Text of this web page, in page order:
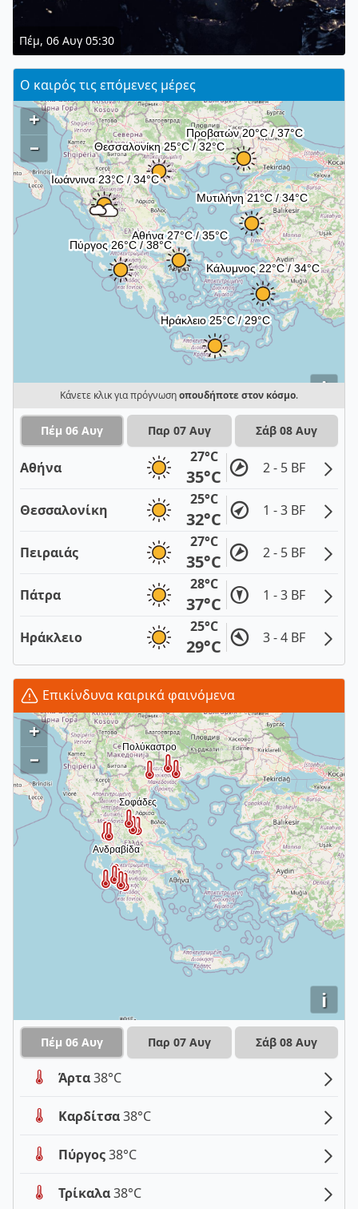
Πέμ, 06 Αυγ 05:30
Ο καιρός τις επόμενες μέρες
i
+
–
Κάνετε κλικ για πρόγνωσηοπουδήποτε στον κόσμο.
Πέμ 06 Αυγ Παρ 07 Αυγ Σάβ 08 Αυγ
Αθήνα
27°C
35°C 2 - 5 BF
Θεσσαλονίκη
25°C
32°C 1 - 3 BF
Πειραιάς
27°C
35°C 2 - 5 BF
Πάτρα
28°C
37°C 1 - 3 BF
Ηράκλειο
25°C
29°C 3 - 4 BF
Επικίνδυνα καιρικά φαινόμενα
i
+
–
Πέμ 06 Αυγ Παρ 07 Αυγ Σάβ 08 Αυγ
Άρτα38°C
Καρδίτσα38°C
Πύργος38°C
Τρίκαλα38°C